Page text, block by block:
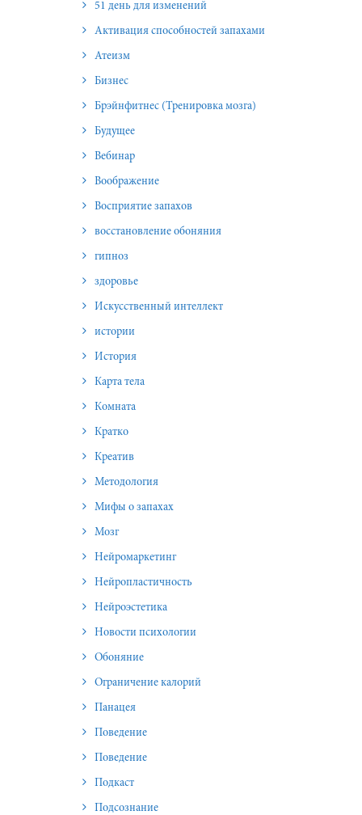
51 день для изменений
Активация способностей запахами
Атеизм
Бизнес
Брэйнфитнес (Тренировка мозга)
Будущее
Вебинар
Воображение
Восприятие запахов
восстановление обоняния
гипноз
здоровье
Искусственный интеллект
истории
История
Карта тела
Комната
Кратко
Креатив
Методология
Мифы о запахах
Мозг
Нейромаркетинг
Нейропластичность
Нейроэстетика
Новости психологии
Обоняние
Ограничение калорий
Панацея
Поведение
Поведение
Подкаст
Подсознание